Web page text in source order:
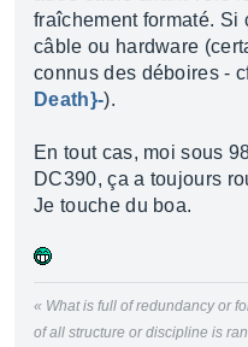
fraîchement formaté. Si
câble ou hardware
connus des déboires -
Death}-).
En tout cas, moi sous
DC390, ça a toujours
Je touche du boa.
« What is full of redundancy or
of all structure or discipline is